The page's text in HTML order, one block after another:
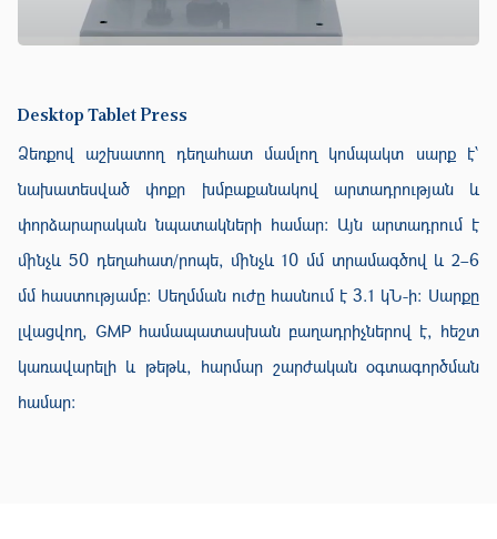
Desktop Tablet Press
Ձեռքով աշխատող դեղահատ մամլող կոմպակտ սարք է՝
նախատեսված փոքր խմբաքանակով արտադրության և
փորձարարական նպատակների համար։ Այն արտադրում է
մինչև 50 դեղահատ/րոպե, մինչև 10 մմ տրամագծով և 2–6
մմ հաստությամբ։ Սեղմման ուժը հասնում է 3.1 կՆ-ի։ Սարքը
լվացվող, GMP համապատասխան բաղադրիչներով է, հեշտ
կառավարելի և թեթև, հարմար շարժական օգտագործման
համար։